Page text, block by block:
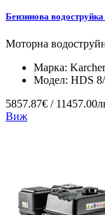
Бензинова
Моторна
Марка: Karcher
Модел: HDS
5857.87€ /
Виж